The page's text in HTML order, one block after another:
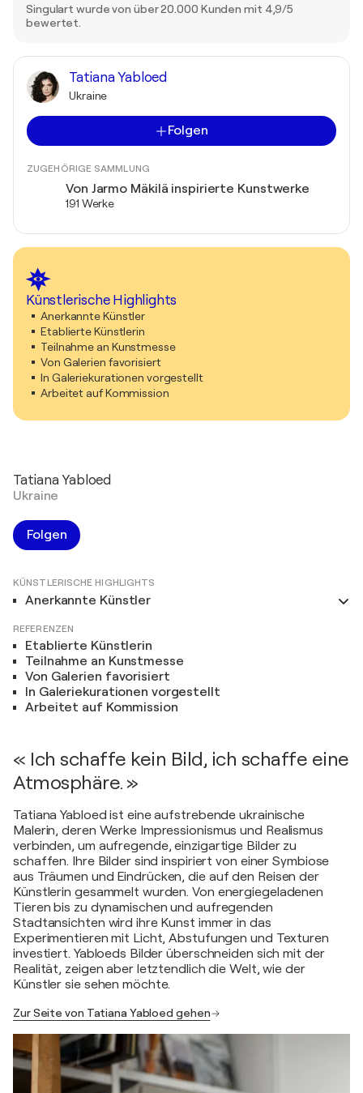
Singulart wurde von über 20.000 Kunden mit 4,9/5
bewertet.
Tatiana Yabloed
Ukraine
Folgen
ZUGEHÖRIGE SAMMLUNG
Von Jarmo Mäkilä inspirierte Kunstwerke
191 Werke
Künstlerische Highlights
Anerkannte Künstler
Etablierte Künstlerin
Teilnahme an Kunstmesse
Von Galerien favorisiert
In Galeriekurationen vorgestellt
Arbeitet auf Kommission
Tatiana Yabloed
Ukraine
Folgen
KÜNSTLERISCHE HIGHLIGHTS
Anerkannte Künstler
REFERENZEN
Etablierte Künstlerin
Teilnahme an Kunstmesse
Von Galerien favorisiert
In Galeriekurationen vorgestellt
Arbeitet auf Kommission
« Ich schaffe kein Bild, ich schaffe eine
Atmosphäre. »
Tatiana Yabloed ist eine aufstrebende ukrainische
Malerin, deren Werke Impressionismus und Realismus
verbinden, um aufregende, einzigartige Bilder zu
schaffen. Ihre Bilder sind inspiriert von einer Symbiose
aus Träumen und Eindrücken, die auf den Reisen der
Künstlerin gesammelt wurden. Von energiegeladenen
Tieren bis zu dynamischen und aufregenden
Stadtansichten wird ihre Kunst immer in das
Experimentieren mit Licht, Abstufungen und Texturen
investiert. Yabloeds Bilder überschneiden sich mit der
Realität, zeigen aber letztendlich die Welt, wie der
Künstler sie sehen möchte.
Zur Seite von Tatiana Yabloed gehen